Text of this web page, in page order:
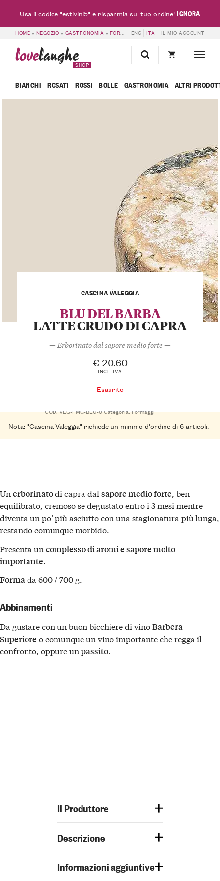
HOME » NEGOZIO » GASTRONOMIA » FORMAGGI » BLU DEL BARBA – CASCINA
ENG ITA IL MIO ACCOUNT
lovelanghe
SHOP
BIANCHI ROSATI ROSSI BOLLE GASTRONOMIA ALTRI
CASCINA VALEGGIA
BLU DEL BARBA
LATTE CRUDO DI CAPRA
— Erborinato dal sapore medio forte —
€ 20.60
INCL. IVA
Esaurito
COD:VLG-FMG-BLU-0Categoria:Formaggi
Nota: "Cascina Valeggia" richiede un minimo d'ordine di 6 articoli.
Un erborinatodi capra dal sapore medio forte, ben
equilibrato, cremoso se degustato entro i 3 mesi mentre
diventa un po’ più asciutto con una stagionatura più lunga,
restando comunque morbido.
Presenta un complesso di aromi e sapore molto
importante.
Formada 600 / 700 g.
Abbinamenti
Da gustare con un buon bicchiere di vinoBarbera
Superiore o comunque un vino importante che regga il
confronto, oppure un passito.
Il Produttore
Descrizione
Informazioni aggiuntive
Usa il codice "estivini5" e risparmia sul tuo ordine!IGNORA